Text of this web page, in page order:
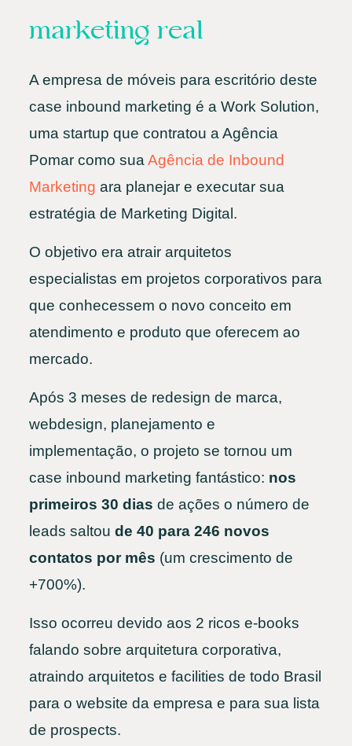
marketing real
A empresa de móveis para escritório deste
case inbound marketing é a Work Solution,
uma startup que contratou a Agência
Pomar como suaAgência de Inbound
Marketing ara planejar e executar sua
estratégia de Marketing Digital.
O objetivo era atrair arquitetos
especialistas em projetos corporativos para
que conhecessem o novo conceito em
atendimento e produto que oferecem ao
mercado.
Após 3 meses de redesign de marca,
webdesign, planejamento e
implementação, o projeto se tornou um
case inbound marketing fantástico: nos
primeiros 30 dias de ações o número de
leads saltou de 40 para 246 novos
contatos por mês (um crescimento de
+700%).
Isso ocorreu devido aos 2 ricos e-books
falando sobre arquitetura corporativa,
atraindo arquitetos e facilities de todo Brasil
para o website da empresa e para sua lista
de prospects.